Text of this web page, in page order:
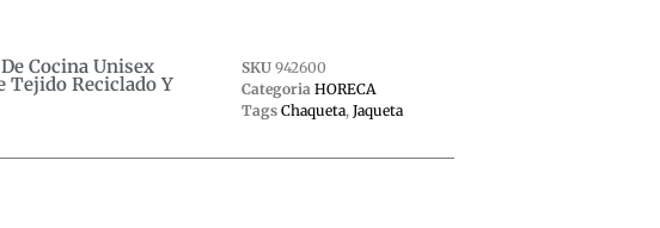
Cocina Unisex
Tejido Reciclado Y
SKU 942600
Categoria HORECA
Tags Chaqueta, Jaqueta